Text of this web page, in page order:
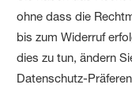
ohne dass die
bis zum Widerruf
dies zu tun, ändern
Datenschutz-